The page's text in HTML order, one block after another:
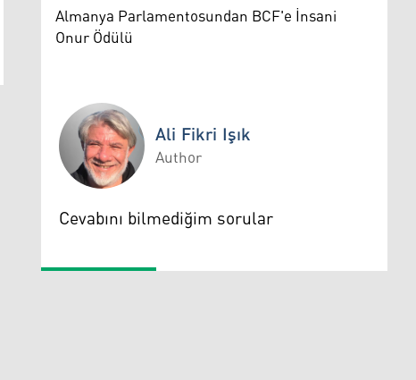
Almanya Parlamentosundan BCF'e İnsani
Onur Ödülü
Ali Fikri Işık
Ali Fikri Işık
Author
Cevabını bilmediğim sorular